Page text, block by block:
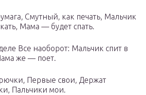
Смутный, как печать, Мальчик
Мама — будет спать.
Все наоборот: Мальчик спит в
же — поет.
Первые свои, Держат
Пальчики мои.